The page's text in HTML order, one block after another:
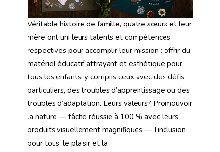
Véritable histoire de famille, quatre sœurs et leur
mère ont uni leurs talents et compétences
respectives pour accomplir leur mission : offrir du
matériel éducatif attrayant et esthétique pour
tous les enfants, y compris ceux avec des défis
particuliers, des troubles d’apprentissage ou des
troubles d’adaptation. Leurs valeurs? Promouvoir
la nature — tâche réussie à 100 % avec leurs
produits visuellement magnifiques —, l’inclusion
pour tous, le plaisir et la